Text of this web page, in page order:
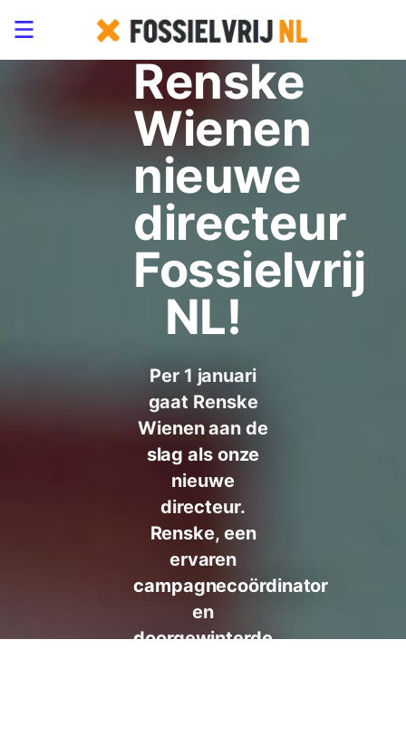
nieuws:
Renske
Wienen
nieuwe
directeur
Fossielvrij
NL!
Per 1 januari
gaat Renske
Wienen aan de
slag als onze
nieuwe
directeur.
Renske, een
ervaren
campagnecoördinator
en
doorgewinterde